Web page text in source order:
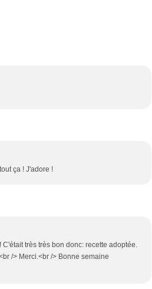
ça ! J'adore !
très très bon donc: recette adoptée.
/> Merci.<br /> Bonne semaine